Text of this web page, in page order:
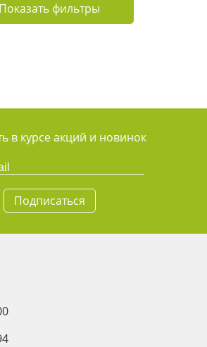
Показать фильтры
в курсе акций и новинок
Подписаться